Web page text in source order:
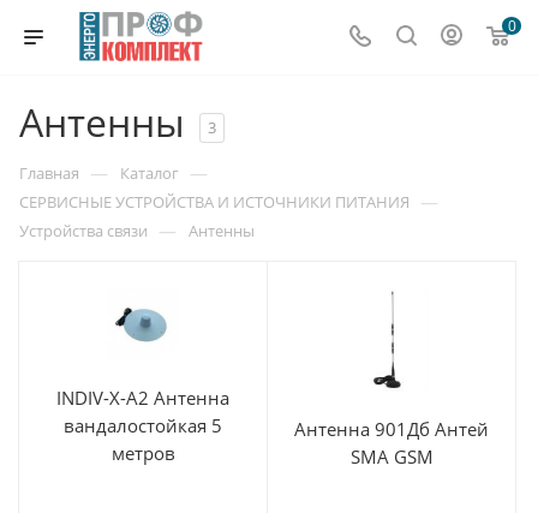
0
Антенны 3
Главная — Каталог —
СЕРВИСНЫЕ УСТРОЙСТВА И ИСТОЧНИКИ ПИТАНИЯ —
Устройства связи — Антенны
INDIV-X-A2 Антенна
вандалостойкая 5
метров
Антенна 901Дб Антей
SMA GSM